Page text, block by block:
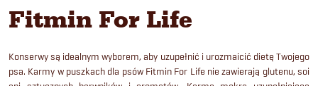
Fitmin For Life
Konserwy są idealnym wyborem, aby uzupełnić i urozmaicić dietę Twojego
psa. Karmy w puszkach dla psów Fitmin For Life nie zawierają glutenu, soi